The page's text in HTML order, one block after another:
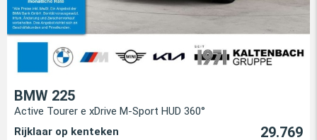
BMW 225
Active Tourer e xDrive M-Sport HUD 360°
Rijklaar op kenteken
29.769